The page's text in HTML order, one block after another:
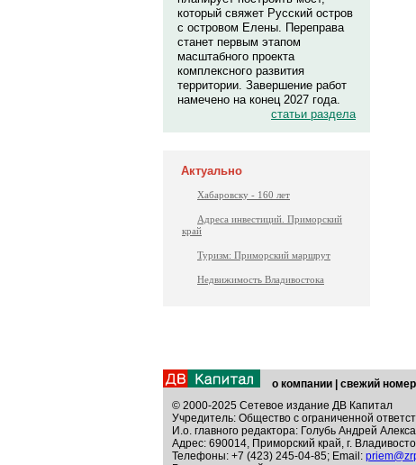
который свяжет Русский остров
с островом Елены. Переправа
станет первым этапом
масштабного проекта
комплексного развития
территории. Завершение работ
намечено на конец 2027 года.
статьи раздела
Актуально
Хабаровску - 160 лет
Адреса инвестиций. Приморский
край
Туризм: Приморский маршрут
Недвижимость Владивостока
о компании свежий номер
© 2000-2025 Сетевое издание ДВ Капитал
Учредитель: Общество с ограниченной
И.о. главного редактора: Голубь Андрей
Адрес: 690014, Приморский край, г.
Телефоны: +7 (423) 245-04-85; Email: